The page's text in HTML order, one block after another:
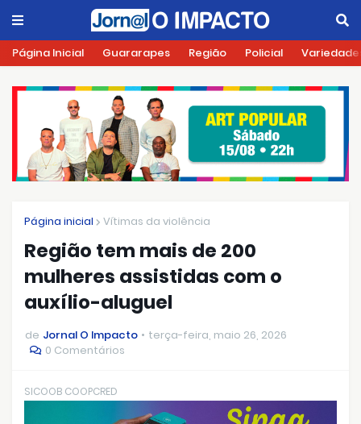
Página Inicial Guararapes Região Policial
Página inicial Vítimas da violência
Região tem mais de 200
mulheres assistidas com o
auxílio-aluguel
de Jornal O Impacto
terça-feira, maio 26, 2026
0 Comentários
SICOOB COOPCRED